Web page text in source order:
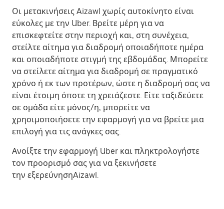
Οι μετακινήσεις Aizawl χωρίς αυτοκίνητο είναι
εύκολες με την Uber. Βρείτε μέρη για να
επισκεφτείτε στην περιοχή και, στη συνέχεια,
στείλτε αίτημα για διαδρομή οποιαδήποτε ημέρα
και οποιαδήποτε στιγμή της εβδομάδας. Μπορείτε
να στείλετε αίτημα για διαδρομή σε πραγματικό
χρόνο ή εκ των προτέρων, ώστε η διαδρομή σας να
είναι έτοιμη όποτε τη χρειάζεστε. Είτε ταξιδεύετε
σε ομάδα είτε μόνος/η, μπορείτε να
χρησιμοποιήσετε την εφαρμογή για να βρείτε μια
επιλογή για τις ανάγκες σας.
Ανοίξτε την εφαρμογή Uber και πληκτρολογήστε
τον προορισμό σας για να ξεκινήσετε
την εξερεύνησηAizawl.